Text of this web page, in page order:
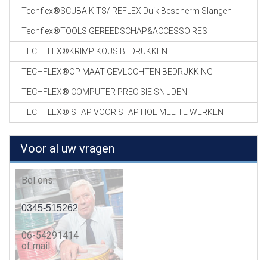
Techflex®SCUBA KITS/ REFLEX Duik Bescherm Slangen
Techflex®TOOLS GEREEDSCHAP&ACCESSOIRES
TECHFLEX®KRIMP KOUS BEDRUKKEN
TECHFLEX®OP MAAT GEVLOCHTEN BEDRUKKING
TECHFLEX® COMPUTER PRECISIE SNIJDEN
TECHFLEX® STAP VOOR STAP HOE MEE TE WERKEN
Voor al uw vragen
Bel ons:
0345-515262
06-54291414
of mail: